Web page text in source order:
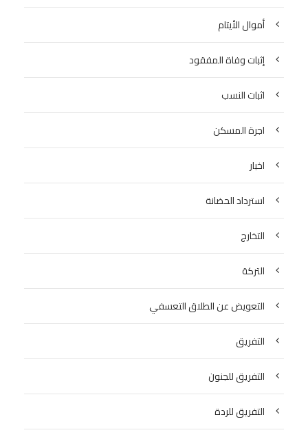
أموال الأيتام
إثبات وفاة المفقود
اثبات النسب
اجرة المسكن
اخبار
استرداد الحضانة
التخارج
التركة
التعويض عن الطلاق التعسفي
التفريق
التفريق للجنون
التفريق للردة